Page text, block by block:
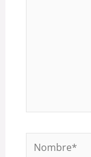
Nombre*